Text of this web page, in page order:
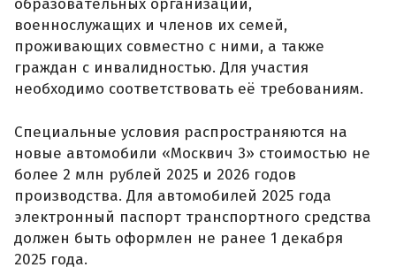
образовательных организаций,
военнослужащих и членов их семей,
проживающих совместно с ними, а также
граждан с инвалидностью. Для участия
необходимо соответствовать её требованиям.
Специальные условия распространяются на
новые автомобили «Москвич 3» стоимостью не
более 2 млн рублей 2025 и 2026 годов
производства. Для автомобилей 2025 года
электронный паспорт транспортного средства
должен быть оформлен не ранее 1 декабря
2025 года.